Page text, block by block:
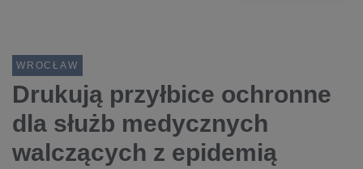
WROCŁAW
Drukują przyłbice ochronne
dla służb medycznych
walczących z epidemią